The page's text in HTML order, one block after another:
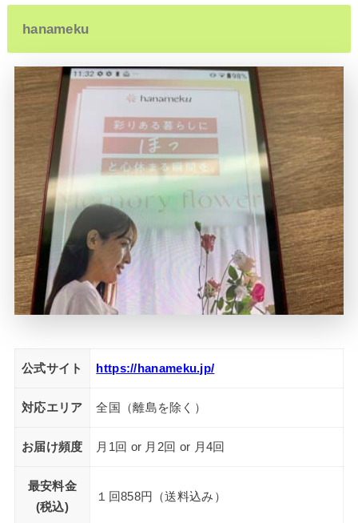
hanameku
公式サイト https://hanameku.jp/
対応エリア 全国（離島を除く）
お届け頻度 月1回 or 月2回 or 月4回
最安料金
(税込)
１回858円（送料込み）